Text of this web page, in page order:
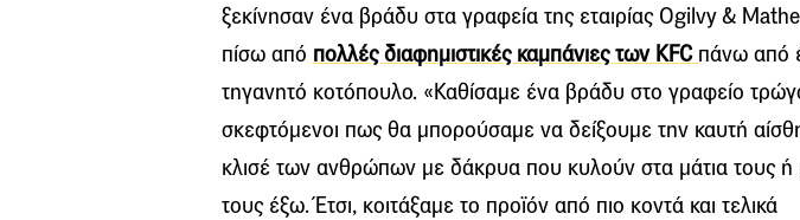
ξεκίνησαν ένα βράδυ στα γραφεία της εταιρίας Ogilvy &
πίσω από πολλές διαφημιστικές καμπάνιες των KFC πάνω από
τηγανητό κοτόπουλο. «Καθίσαμε ένα βράδυ στο γραφείο
σκεφτόμενοι πως θα μπορούσαμε να δείξουμε την καυτή
κλισέ των ανθρώπων με δάκρυα που κυλούν στα μάτια τους ή
τους έξω. Έτσι, κοιτάξαμε το προϊόν από πιο κοντά και τελικά